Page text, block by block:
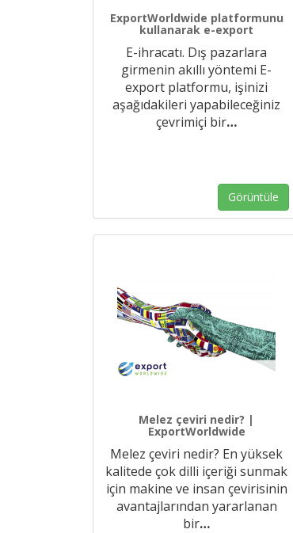
ExportWorldwide platformunu
kullanarak e-export
E-ihracatı. Dış pazarlara
girmenin akıllı yöntemi E-
export platformu, işinizi
aşağıdakileri yapabileceğiniz
çevrimiçi bir…
Görüntüle
Melez çeviri nedir? |
ExportWorldwide
Melez çeviri nedir? En yüksek
kalitede çok dilli içeriği sunmak
için makine ve insan çevirisinin
avantajlarından yararlanan
bir…